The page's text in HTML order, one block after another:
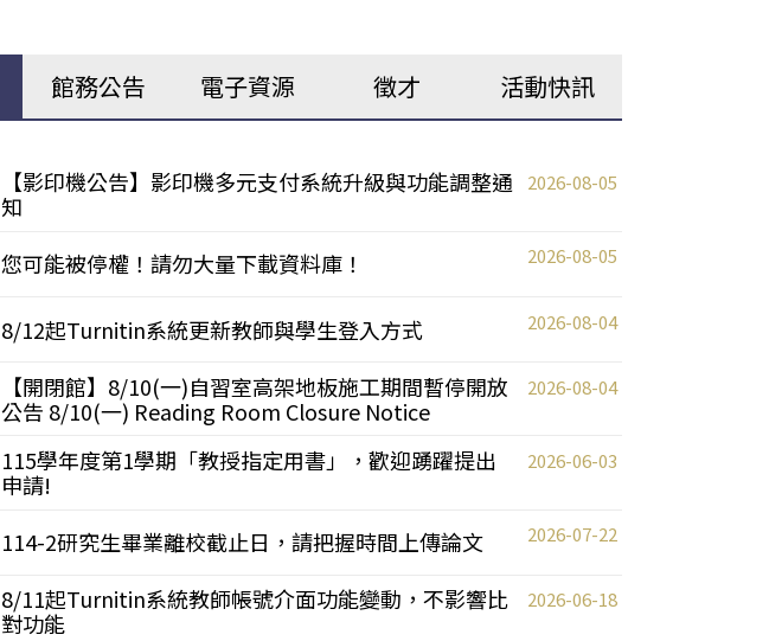
館務公告 電子資源 徵才 活動快訊
【影印機公告】影印機多元支付系統升級與功能調整通
知
2026-08-05
您可能被停權！請勿大量下載資料庫！ 2026-08-05
8/12起Turnitin系統更新教師與學生登入方式 2026-08-04
【開閉館】8/10(一)自習室高架地板施工期間暫停開放
公告 8/10(一) Reading Room Closure Notice
2026-08-04
115學年度第1學期「教授指定用書」，歡迎踴躍提出
申請!
2026-06-03
114-2研究生畢業離校截止日，請把握時間上傳論文 2026-07-22
8/11起Turnitin系統教師帳號介面功能變動，不影響比
對功能
2026-06-18